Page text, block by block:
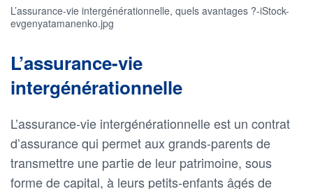
L’assurance-vie intergénérationnelle, quels avantages ?-iStock-
evgenyatamanenko.jpg
L’assurance-vie
intergénérationnelle
L’assurance-vie intergénérationnelle est un contrat
d’assurance qui permet aux grands-parents de
transmettre une partie de leur patrimoine, sous
forme de capital, à leurs petits-enfants âgés de